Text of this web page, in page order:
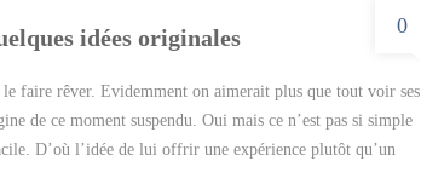
idées originales 0
faire rêver. Evidemment on aimerait plus que tout voir ses
de ce moment suspendu. Oui mais ce n’est pas si simple
D’où l’idée de lui offrir une expérience plutôt qu’un